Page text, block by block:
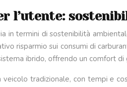
l’utente:
in termini di sostenibilità
risparmio sui consumi di
ibrido, offrendo un comfort di
tradizionale, con tempi e